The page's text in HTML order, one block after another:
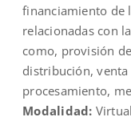
financiamiento de
relacionadas con
como, provisión
distribución,
procesamiento,
Modalidad: Virtual